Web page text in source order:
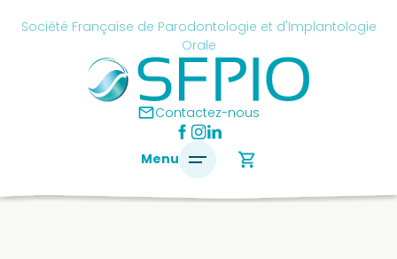
mailContactez-nous
Société Française de Parodontologie et d'Implantologie
Orale
Menu shopping_cart